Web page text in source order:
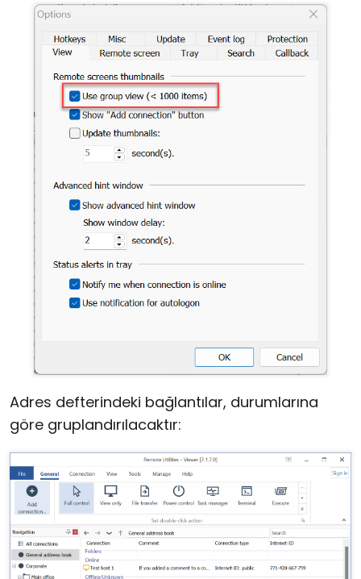
Adres defterindeki bağlantılar, durumlarına
göre gruplandırılacaktır: